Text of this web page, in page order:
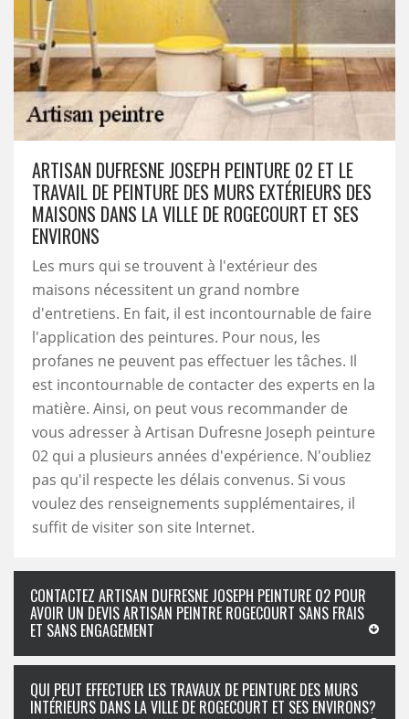
ARTISAN DUFRESNE JOSEPH PEINTURE 02 ET LE
TRAVAIL DE PEINTURE DES MURS EXTÉRIEURS DES
MAISONS DANS LA VILLE DE ROGECOURT ET SES
ENVIRONS
Les murs qui se trouvent à l'extérieur des
maisons nécessitent un grand nombre
d'entretiens. En fait, il est incontournable de faire
l'application des peintures. Pour nous, les
profanes ne peuvent pas effectuer les tâches. Il
est incontournable de contacter des experts en la
matière. Ainsi, on peut vous recommander de
vous adresser à Artisan Dufresne Joseph peinture
02 qui a plusieurs années d'expérience. N'oubliez
pas qu'il respecte les délais convenus. Si vous
voulez des renseignements supplémentaires, il
suffit de visiter son site Internet.
CONTACTEZ ARTISAN DUFRESNE JOSEPH PEINTURE 02 POUR
AVOIR UN DEVIS ARTISAN PEINTRE ROGECOURT SANS FRAIS
ET SANS ENGAGEMENT
QUI PEUT EFFECTUER LES TRAVAUX DE PEINTURE DES MURS
INTÉRIEURS DANS LA VILLE DE ROGECOURT ET SES ENVIRONS?